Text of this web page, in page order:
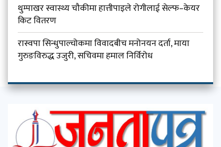
थुम्पाखर स्वास्थ्य चौकीमा हात्तीपाइले रोगीलाई सेल्फ–केयर
किट वितरण
रास्वपा सिन्धुपाल्चोकमा विवादबीच मनोनयन दर्ता, माया
गुरुङविरुद्ध उजुरी, सचिवमा हमाल निर्विरोध